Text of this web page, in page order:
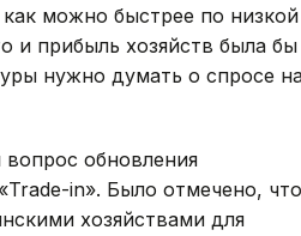
можно быстрее по низкой
и прибыль хозяйств была бы
нужно думать о спросе
обновления
in». Было отмечено, что
хозяйствами для